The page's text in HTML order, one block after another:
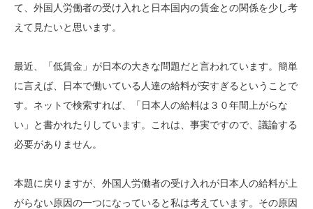
て、外国人労働者の受け入れと日本国内の賃金との関係を少し考
えて見たいと思います。
最近、「低賃金」が日本の大きな問題だと言われています。簡単
に言えば、日本で働いている人達の給料が安すぎるということで
す。ネットで検索すれば、「日本人の給料は３０年間上がらな
い」と書かれたりしています。これは、事実ですので、議論する
必要がありません。
本題に戻りますが、外国人労働者の受け入れが日本人の給料が上
がらない原因の一つになっていると私は考えています。その原因